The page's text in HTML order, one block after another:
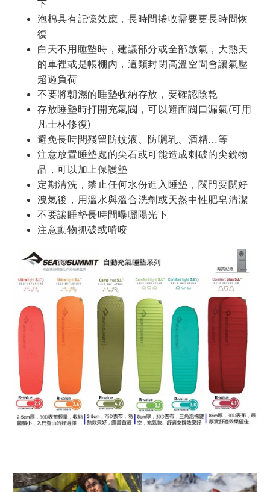
下
泡棉具有記憶效應，長時間捲收需要更長時間恢
復
白天不用睡墊時，建議部分或全部放氣，大熱天
的車裡或是帳棚內，這類封閉高溫空間會讓氣壓
超過負荷
不要將朝濕的睡墊收納存放，要確認陰乾
存放睡墊時打開充氣閥，可以避面閥口漏氣(可用
凡士林修復)
避免長時間殘留防蚊液、防曬乳、酒精…等
注意放置睡墊處的尖石或可能造成刺破的尖銳物
品，可以加上保護墊
定期清洗，禁止任何水份進入睡墊，閥門要關好
洩氣後，用溫水與溫合洗劑或天然中性肥皂清潔
不要讓睡墊長時間曝曬陽光下
注意動物抓破或啃咬